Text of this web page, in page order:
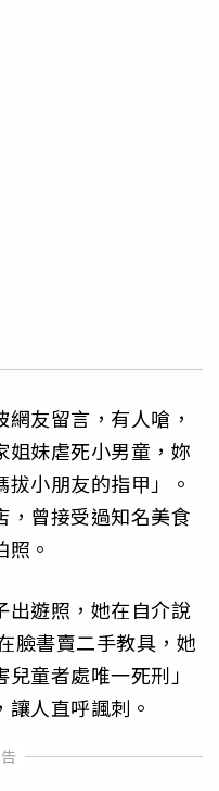
友留言，有人嗆，
姐妹虐死小男童，妳
小朋友的指甲」。
，曾接受過知名美食
。
出遊照，她在自介說
臉書賣二手教具，她
童者處唯一死刑」
人直呼諷刺。